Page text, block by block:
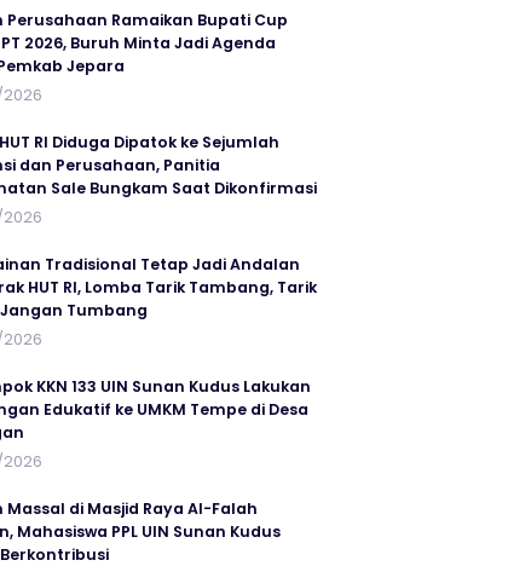
Perusahaan Ramaikan Bupati Cup
2026, Buruh Minta Jadi Agenda
Jepara
RI Diduga Dipatok ke Sejumlah
dan Perusahaan, Panitia
Sale Bungkam Saat Dikonfirmasi
Tradisional Tetap Jadi Andalan
HUT RI, Lomba Tarik Tambang, Tarik
Tumbang
KKN 133 UIN Sunan Kudus Lakukan
Edukatif ke UMKM Tempe di Desa
Massal di Masjid Raya Al-Falah
Mahasiswa PPL UIN Sunan Kudus